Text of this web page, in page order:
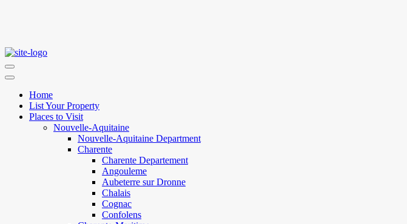
Home
List Your Property
Places to Visit
Nouvelle-Aquitaine
Nouvelle-Aquitaine Department
Charente
Charente Departement
Angouleme
Aubeterre sur Dronne
Chalais
Cognac
Confolens